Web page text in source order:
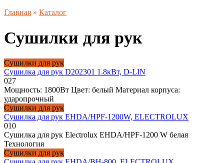
Главная » Каталог
Сушилки для рук
Сушилки для рук
Сушилка для рук D202301 1.8кВт, D-LIN
027
Мощность: 1800Вт Цвет: белый Материал корпуса:
ударопрочный
Сушилки для рук
Сушилка для рук EHDA/HPF-1200W, ELECTROLUX
010
Cушилка для рук Electrolux EHDA/HPF-1200 W белая
Технология
Сушилки для рук